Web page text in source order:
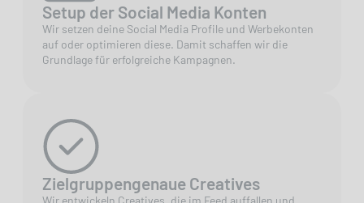
Setup der Social Media Konten
Wir setzen deine Social Media Profile und Werbekonten
auf oder optimieren diese. Damit schaffen wir die
Grundlage für erfolgreiche Kampagnen.
Zielgruppengenaue Creatives
Wir entwickeln Creatives, die im Feed auffallen und